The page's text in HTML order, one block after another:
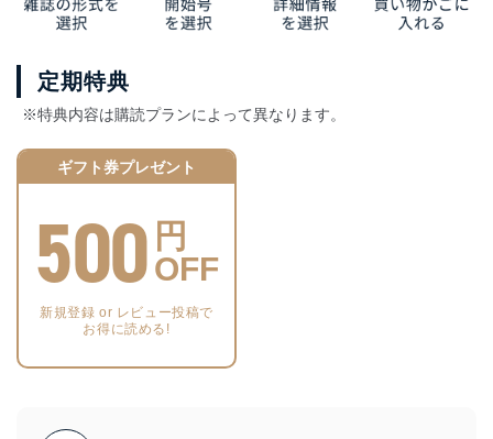
定期特典
※特典内容は購読プランによって異なります。
ギフト券プレゼント
500 円
OFF
新規登録 or レビュー投稿で
お得に読める!